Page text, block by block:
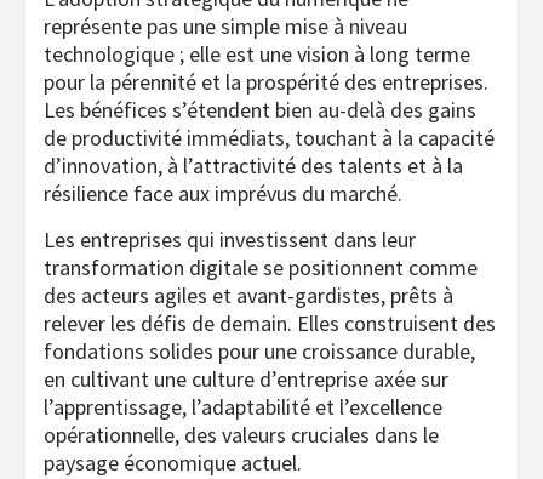
représente pas une simple mise à niveau
technologique ; elle est une vision à long terme
pour la pérennité et la prospérité des entreprises.
Les bénéfices s’étendent bien au-delà des gains
de productivité immédiats, touchant à la capacité
d’innovation, à l’attractivité des talents et à la
résilience face aux imprévus du marché.
Les entreprises qui investissent dans leur
transformation digitale se positionnent comme
des acteurs agiles et avant-gardistes, prêts à
relever les défis de demain. Elles construisent des
fondations solides pour une croissance durable,
en cultivant une culture d’entreprise axée sur
l’apprentissage, l’adaptabilité et l’excellence
opérationnelle, des valeurs cruciales dans le
paysage économique actuel.